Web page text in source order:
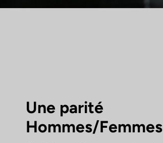
Une parité
Hommes/Femmes